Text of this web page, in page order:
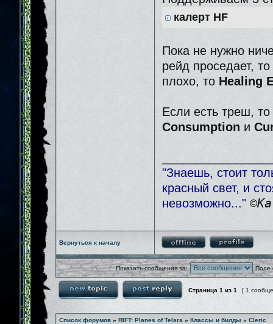
калерт HF
Пока не нужно
рейд проседает,
плохо, то Healing
Если есть треш,
Consumption и
"Знаешь, стоит
красный свет, и
невозможно..."
Вернуться к началу
Показать сообщения за: Поле
Страница 1 из 1 [ 1
Список форумов » RIFT: Planes of Telara » Классы и билды » Cleric